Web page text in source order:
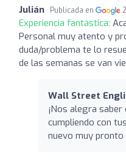
Julián Publicada en
Experiencia fantástica:
Personal muy atento y
duda/problema te lo
de las semanas se van
Wall Street
¡Nos alegra
cumpliendo con
nuevo muy pronto